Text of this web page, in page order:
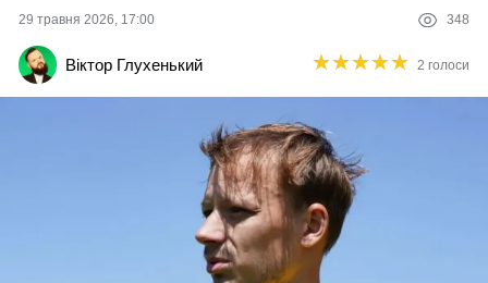
2 ліга
Різне
Букмекери
Казино
29 травня 2026, 17:00 348
Віктор Глухенький ★★★★★
★★★★★ 2 голоси